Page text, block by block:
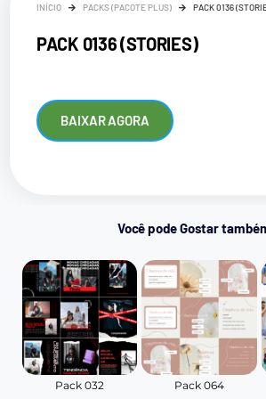
INÍCIO PACKS (PACOTE PLUS) PACK 0136
PACK 0136 (STORIES)
BAIXAR AGORA
Você pode Gostar
Pack 032 Pack 064